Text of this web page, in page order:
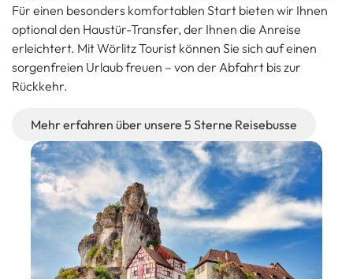
Für einen besonders komfortablen Start bieten wir Ihnen
optional den Haustür-Transfer, der Ihnen die Anreise
erleichtert. Mit Wörlitz Tourist können Sie sich auf einen
sorgenfreien Urlaub freuen – von der Abfahrt bis zur
Rückkehr.
Mehr erfahren über unsere 5 Sterne Reisebusse